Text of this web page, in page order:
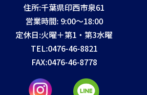
住所:千葉県印西市泉61
営業時間: 9:00～18:00
定休日:火曜＋第1・第3水曜
TEL:0476-46-8821
FAX:0476-46-8778